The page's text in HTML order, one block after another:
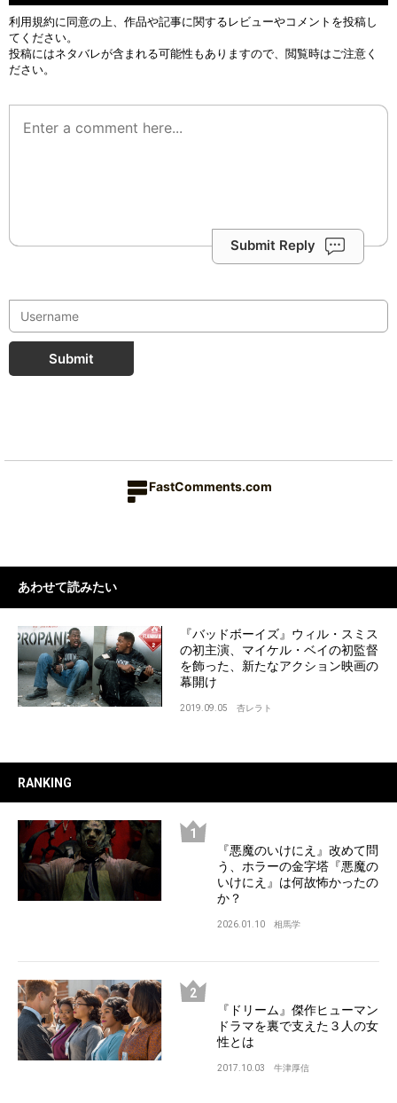
利用規約に同意の上、作品や記事に関するレビューやコメントを投稿し
てください。
投稿にはネタバレが含まれる可能性もありますので、閲覧時はご注意く
ださい。
Submit Reply
Submit
FastComments.com
あわせて読みたい
『バッドボーイズ』ウィル・スミス
の初主演、マイケル・ベイの初監督
を飾った、新たなアクション映画の
幕開け
2019.09.05 杏レラト
RANKING
『悪魔のいけにえ』改めて問
う、ホラーの金字塔『悪魔の
いけにえ』は何故怖かったの
か？
2026.01.10 相馬学
『ドリーム』傑作ヒューマン
ドラマを裏で支えた３人の女
性とは
2017.10.03 牛津厚信